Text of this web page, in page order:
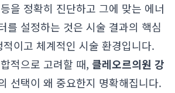
을 정확히 진단하고 그에 맞는 에너
를 설정하는 것은 시술 결과의 핵심
이고 체계적인 시술 환경입니다.
적으로 고려할 때, 클레오르의원 강
선택이 왜 중요한지 명확해집니다.